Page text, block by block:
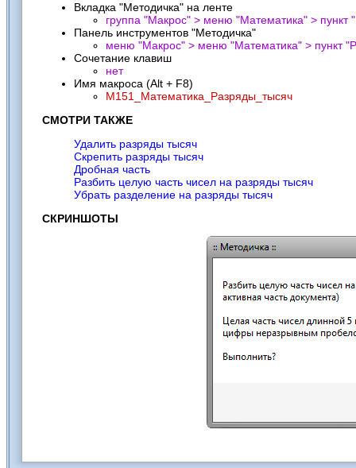
Вкладка "Методичка" на ленте
группа "Макрос" > меню "Математика" > пункт "
Панель инструментов "Методичка"
меню "Макрос" > меню "Математика" > пункт "
Сочетание клавиш
нет
Имя макроса (Alt + F8)
M151_Математика_Разряды_тысяч
СМОТРИ ТАКЖЕ
Удалить разряды тысяч
Скрепить разряды тысяч
Дробная часть
Разбить целую часть чисел на разряды тысяч
Убрать разделение на разряды тысяч
СКРИНШОТЫ